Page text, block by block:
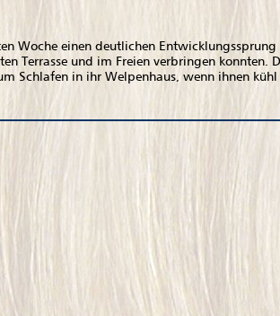
Woche einen deutlichen
Terrasse und im Freien verbringen konnten.
Schlafen in ihr Welpenhaus, wenn ihnen kühl